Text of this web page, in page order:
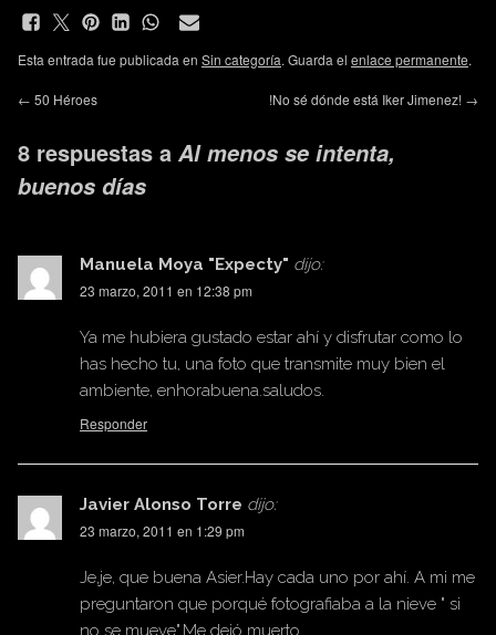
Esta entrada fue publicada en Sin categoría. Guarda el enlace permanente.
← 50 Héroes !No sé dónde está Iker Jimenez! →
8 respuestas a Al menos se intenta,
buenos días
Manuela Moya "Expecty" dijo:
23 marzo, 2011 en 12:38 pm
Ya me hubiera gustado estar ahí y disfrutar como lo
has hecho tu, una foto que transmite muy bien el
ambiente, enhorabuena.saludos.
Responder
Javier Alonso Torre dijo:
23 marzo, 2011 en 1:29 pm
Je,je, que buena Asier.Hay cada uno por ahí. A mi me
preguntaron que porqué fotografiaba a la nieve " si
no se mueve".Me dejó muerto.